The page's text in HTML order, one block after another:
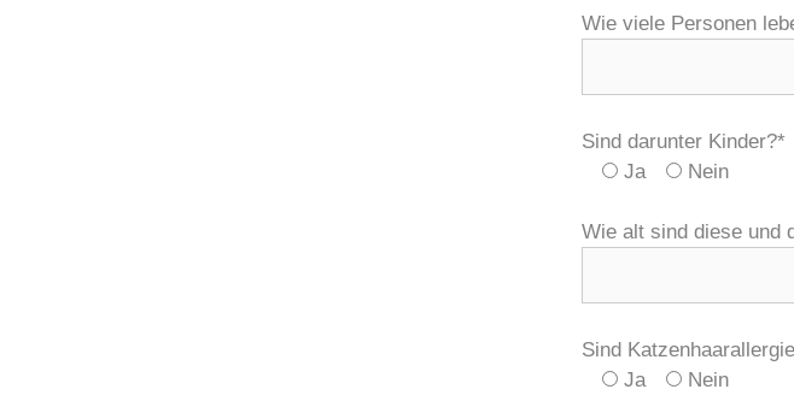
Wie viele Personen
Sind darunter Kinder?*
Ja
Nein
Wie alt sind diese und
Sind
Ja
Nein